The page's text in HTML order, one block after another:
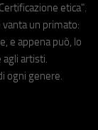
etica".
vanta un primato:
e appena può, lo
agli artisti.
ogni genere.